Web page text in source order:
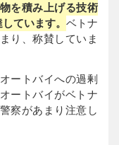
を積み上げる技術
ています。 ベトナ
り、称賛していま
ートバイへの過剰
ートバイがベトナ
察があまり注意し